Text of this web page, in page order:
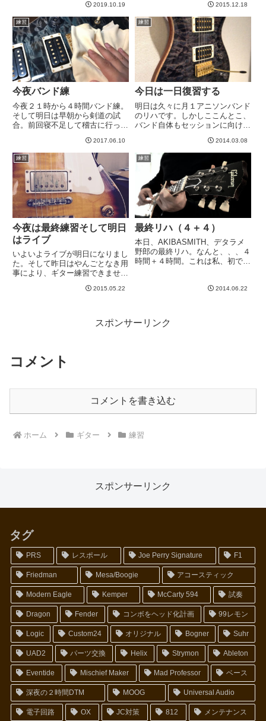
2019.10.19
ター肘アゲインな雰囲気もあった
ので良い休養だと思うことにしま
す^^今日も忘年会なんだよなあ。
２日連続で練習できないのはど...
2015.12.18
練習
今夜バンド練
今夜２１時から４時間バンド練。
そして明日は早朝から剣道の試
合。前回寝不足して稽古に行った
れが怖い。メンバーに頼んで１時
間早めてもらいましたが、これは
昼寝するしかないかな。。。７月
１日もアジカンのコピーバンドで
出...
2017.06.10
練習
今日は一日復習する
明日は久々に月１アニソンバンド
のリハです。しかしここんとこ、
バンド自体もセッションに向けて
課題曲をほとんど演奏してませ
ん。私もほとんど忘れたwww全
然弾けなくなってますwというわ
けで、今日の練習はぜんぶ復習に
な...
2014.03.08
練習
今夜は最終練習そして明日
はライブ
いよいよライブが明日になりまし
た。そして昨日はやんごとなき用
事により、ギター練習できません
＾練習時に録音したものを聞き返
ようと思っています。最後に一...
2015.05.22
練習
最終リハ（４＋４）
本日、AKIBASMITH、デタラメ
野郎の最終リハ。なんと、、、４
時間＋４時間。これは私、初です
で、なんだかんだで結構詰めてや
2014.06.22
スポンサーリンク
コメント
コメントを書き込む
ホーム ギター 練習
スポンサーリンク
タグ
PRS レスポール Joe Perry Signature F1
Friedman Mesa/Boogie アコースティック
Modern Eagle Kemper McCarty 594 試奏
Dragon Fender コンボをヘッド化計画 99レモン
Logic Custom24 オリジナル Bogner Suhr
UAD2 パーツ交換 Helix Strymon Ableton
Eventide Mischief Maker Mad Professor ベース
深夜の２時間DTM MOOG Universal Audio
電子回路 OX JC対策 812 メンテナンス